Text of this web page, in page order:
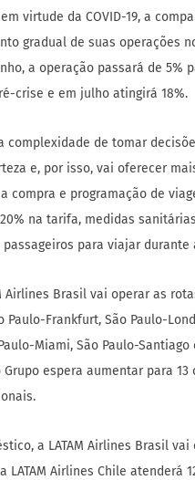
virtude da COVID-19, a
gradual de suas operações
a operação passará de 5%
crise e em julho atingirá 18%.
complexidade de tomar
e, por isso, vai oferecer
compra e programação de
na tarifa, medidas
para viajar durante
Airlines Brasil vai operar as
Paulo-Frankfurt, São Paulo-
Miami, São Paulo-Santiago
Grupo espera aumentar para 13
a LATAM Airlines Brasil vai
LATAM Airlines Chile atenderá